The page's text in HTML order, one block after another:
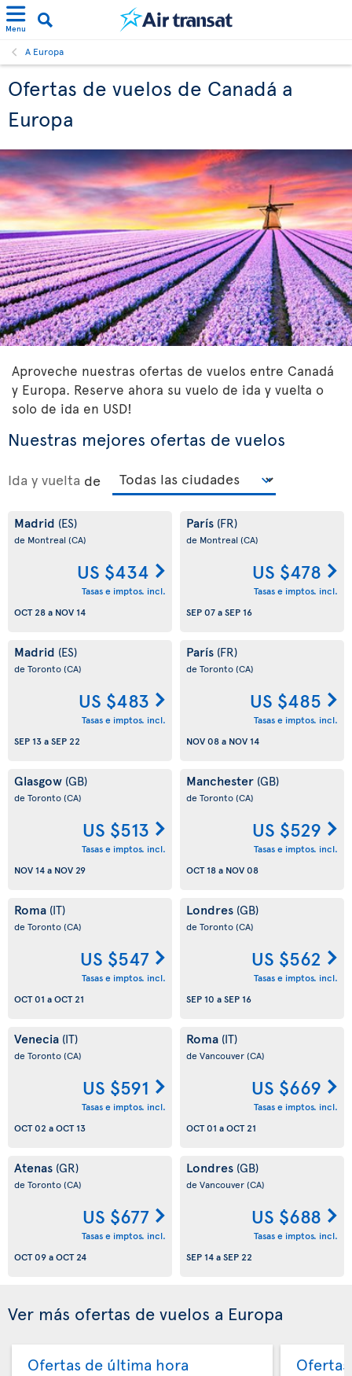
Menu
A Europa
Ofertas de vuelos de Canadá a
Europa
Aproveche nuestras ofertas de vuelos entre Canadá
y Europa. Reserve ahora su vuelo de ida y vuelta o
solo de ida en USD!
Nuestras mejores ofertas de vuelos
Ida y vuelta de
Madrid (ES)
de Montreal (CA)
US $434
Tasas e imptos. incl.
OCT 28a NOV 14
París (FR)
de Montreal (CA)
US $478
Tasas e imptos. incl.
SEP 07aSEP 16
Madrid (ES)
de Toronto(CA)
US $483
Tasas e imptos. incl.
SEP 13aSEP 22
París (FR)
de Toronto(CA)
US $485
Tasas e imptos. incl.
NOV 08a NOV 14
Glasgow (GB)
de Toronto(CA)
US $513
Tasas e imptos. incl.
NOV 14a NOV 29
Manchester (GB)
de Toronto(CA)
US $529
Tasas e imptos. incl.
OCT 18a NOV 08
Roma (IT)
de Toronto(CA)
US $547
Tasas e imptos. incl.
OCT 01 aOCT 21
Londres (GB)
de Toronto(CA)
US $562
Tasas e imptos. incl.
SEP 10 aSEP 16
Venecia (IT)
de Toronto(CA)
US $591
Tasas e imptos. incl.
OCT 02 aOCT 13
Roma (IT)
de Vancouver(CA)
US $669
Tasas e imptos. incl.
OCT 01 aOCT 21
Atenas (GR)
de Toronto(CA)
US $677
Tasas e imptos. incl.
OCT 09aOCT 24
Londres (GB)
de Vancouver(CA)
US $688
Tasas e imptos. incl.
SEP 14aSEP 22
Ver más ofertas de vuelos a Europa
Ofertas de última hora